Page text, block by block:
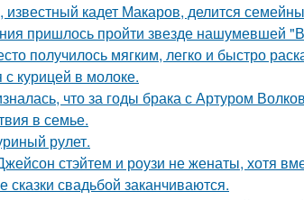
известный кадет Макаров, делится
пришлось пройти звезде нашумевшей
получилось мягким, легко и быстро
курицей в молоке.
что за годы брака с Артуром
в семье.
рулет.
стэйтем и роузи не женаты, хотя
сказки свадьбой заканчиваются.